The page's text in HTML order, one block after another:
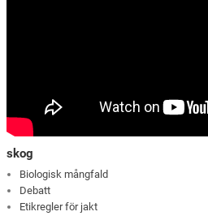
skog
Biologisk mångfald
Debatt
Etikregler för jakt